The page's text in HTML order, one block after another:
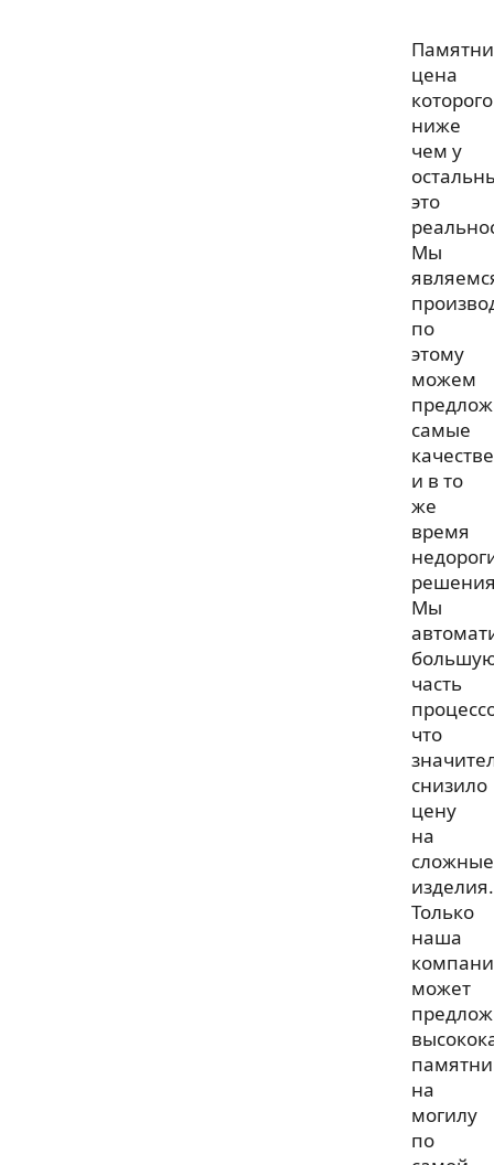
цена
которого
ниже
чем у
это
Мы
по
этому
можем
самые
и в то
же
время
Мы
часть
что
снизило
цену
на
сложные
изделия.
Только
наша
может
на
могилу
по